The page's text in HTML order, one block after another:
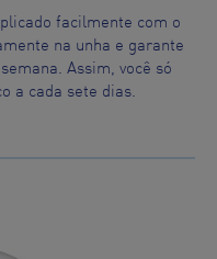
facilmente com o
na unha e garante
Assim, você só
a cada sete dias.